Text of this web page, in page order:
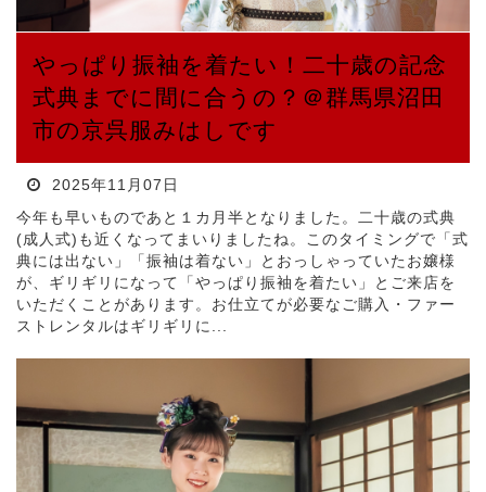
やっぱり振袖を着たい！二十歳の記念
式典までに間に合うの？＠群馬県沼田
市の京呉服みはしです
2025年11月07日
今年も早いものであと１カ月半となりました。二十歳の式典
(成人式)も近くなってまいりましたね。このタイミングで「式
典には出ない」「振袖は着ない」とおっしゃっていたお嬢様
が、ギリギリになって「やっぱり振袖を着たい」とご来店を
いただくことがあります。お仕立てが必要なご購入・ファー
ストレンタルはギリギリに...